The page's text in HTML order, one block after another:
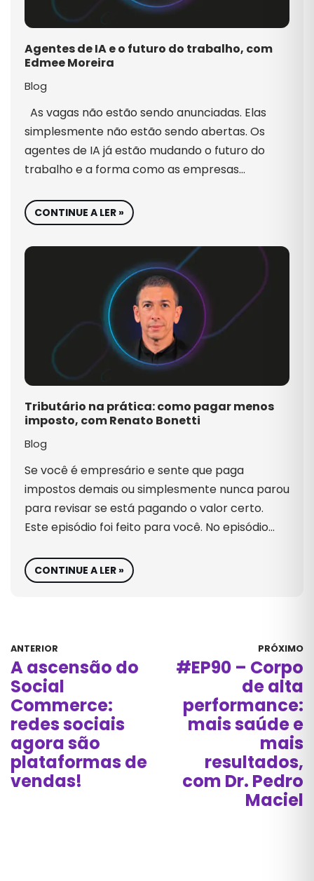
Agentes de IA e o futuro do trabalho, com
Edmee Moreira
Blog
As vagas não estão sendo anunciadas. Elas
simplesmente não estão sendo abertas. Os
agentes de IA já estão mudando o futuro do
trabalho e a forma como as empresas…
CONTINUE A LER »
Tributário na prática: como pagar menos
imposto, com Renato Bonetti
Blog
Se você é empresário e sente que paga
impostos demais ou simplesmente nunca parou
para revisar se está pagando o valor certo.
Este episódio foi feito para você. No episódio…
CONTINUE A LER »
ANTERIOR
A ascensão do
Social
Commerce:
redes sociais
agora são
plataformas de
vendas!
PRÓXIMO
#EP90 – Corpo
de alta
performance:
mais saúde e
mais
resultados,
com Dr. Pedro
Maciel